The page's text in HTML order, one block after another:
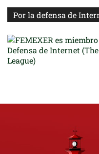
Por la defensa de